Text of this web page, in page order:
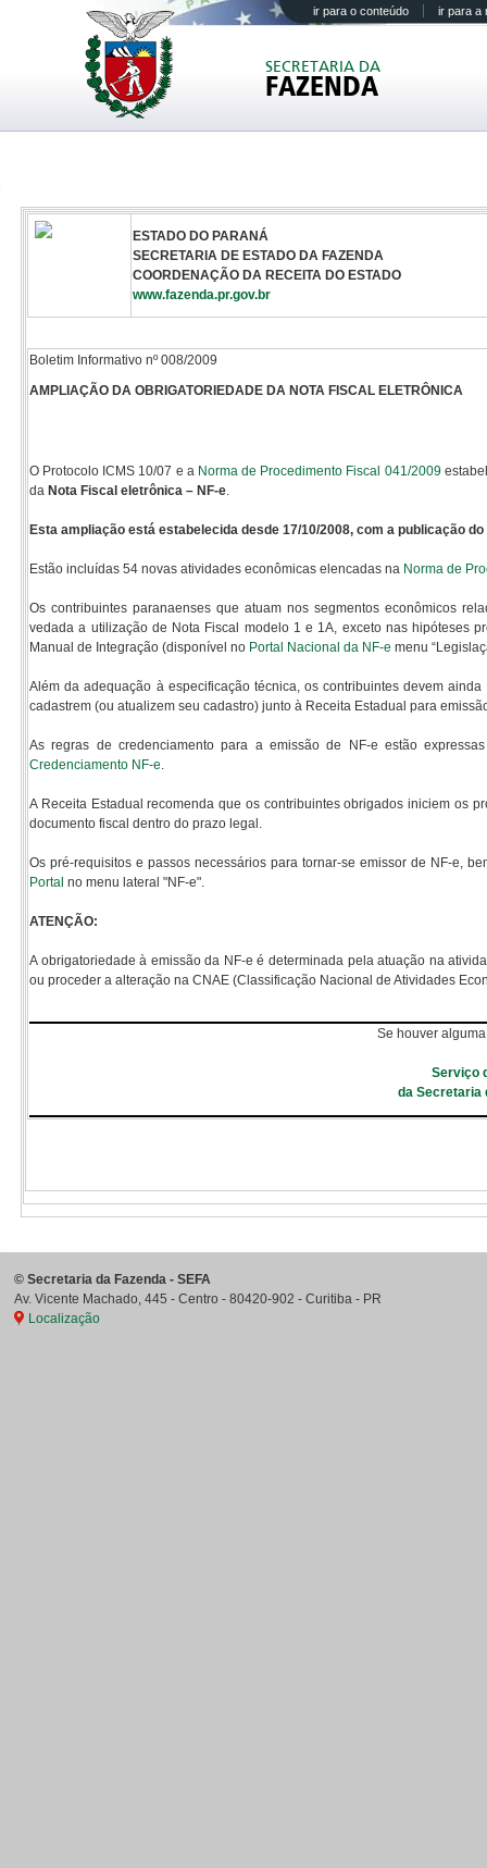
ir para o conteúdo ir para a
SECRETARIA DA
FAZENDA
ESTADO DO PARANÁ
SECRETARIA DE ESTADO DA FAZENDA
COORDENAÇÃO DA RECEITA DO ESTADO
www.fazenda.pr.gov.br
Boletim Informativo nº 008/2009
AMPLIAÇÃO DA OBRIGATORIEDADE DA NOTA FISCAL ELETRÔNICA
O Protocolo ICMS 10/07 e a Norma de Procedimento Fiscal 041/2009
da Nota Fiscal eletrônica – NF-e.
Esta ampliação está estabelecida desde 17/10/2008, com a publicação
Estão incluídas 54 novas atividades econômicas elencadas na Norma de
Os contribuintes paranaenses que atuam nos segmentos econômicos
vedada a utilização de Nota Fiscal modelo 1 e 1A, exceto nas hipóteses
Manual de Integração (disponível no Portal Nacional da NF-e menu
Além da adequação à especificação técnica, os contribuintes devem
cadastrem (ou atualizem seu cadastro) junto à Receita Estadual para
As regras de credenciamento para a emissão de NF-e estão
Credenciamento NF-e.
A Receita Estadual recomenda que os contribuintes obrigados iniciem os
documento fiscal dentro do prazo legal.
Os pré-requisitos e passos necessários para tornar-se emissor de NF-e,
Portal no menu lateral "NF-e".
ATENÇÃO:
A obrigatoriedade à emissão da NF-e é determinada pela atuação na
ou proceder a alteração na CNAE (Classificação Nacional de Atividades
Se houver
Serviço
da Secretaria
© Secretaria da Fazenda - SEFA
Av. Vicente Machado, 445 - Centro - 80420-902 - Curitiba - PR
Localização